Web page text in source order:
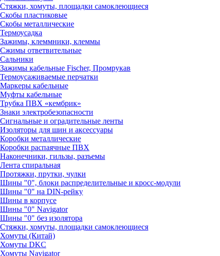
Стяжки, хомуты, площадки самоклеющиеся
Скобы пластиковые
Скобы металлические
Термоусадка
Зажимы, клеммники, клеммы
Сжимы ответвительные
Сальники
Зажимы кабельные Fischer, Промрукав
Термоусаживаемые перчатки
Маркеры кабельные
Муфты кабельные
Трубка ПВХ «кембрик»
Знаки электробезопасности
Сигнальные и оградительные ленты
Изоляторы для шин и аксессуары
Коробки металлические
Коробки распаячные ПВХ
Наконечники, гильзы, разъемы
Лента спиральная
Протяжки, прутки, чулки
Шины "0", блоки распределительные и кросс-модули
Шины "0" на DIN-рейку
Шины в корпусе
Шины "0" Navigator
Шины "0" без изолятора
Стяжки, хомуты, площадки самоклеющиеся
Хомуты (Китай)
Хомуты DKC
Хомуты Navigator